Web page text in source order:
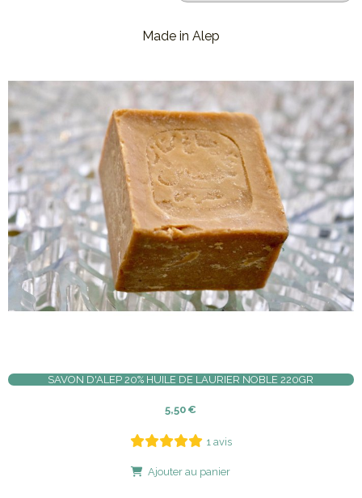
Made in Alep
SAVON D'ALEP 20% HUILE DE LAURIER NOBLE 220GR
5,50 €
1 avis
Ajouter au panier